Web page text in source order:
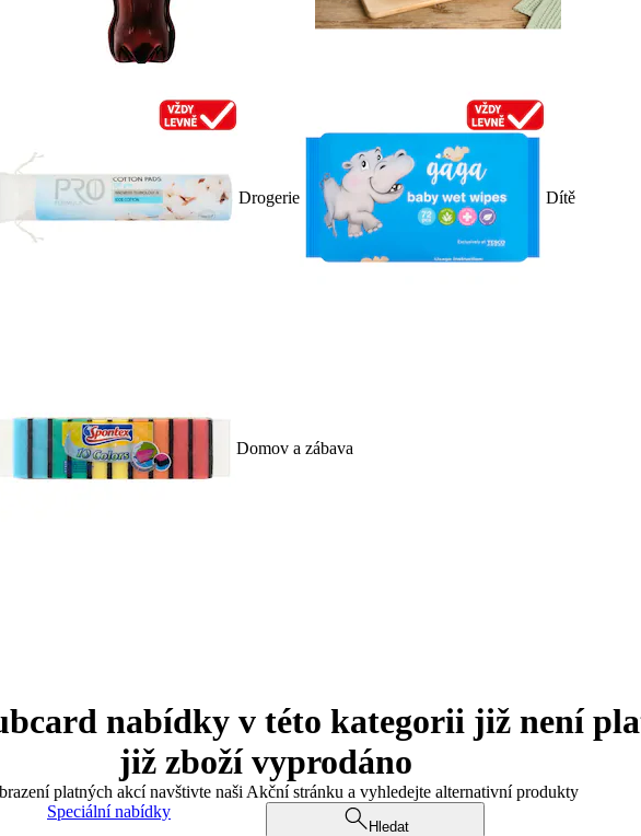
Drogerie Dítě
Domov a zábava
nabídky v této kategorii již není
již zboží vyprodáno
platných akcí navštivte naši Akční stránku a vyhledejte alternativní produkty
Speciální nabídky
Hledat